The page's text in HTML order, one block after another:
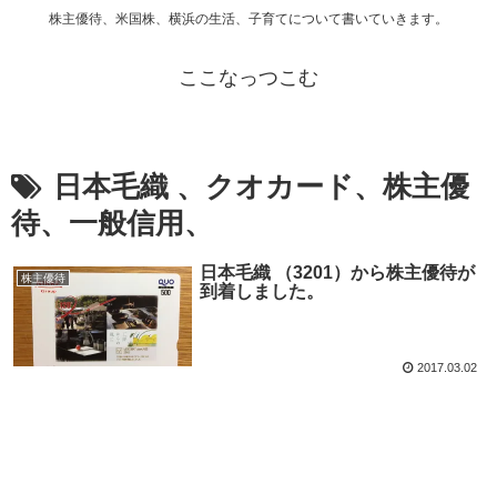
株主優待、米国株、横浜の生活、子育てについて書いていきます。
ここなっつこむ
日本毛織 、クオカード、株主優
待、一般信用、
株主優待
日本毛織 （3201）から株主優待が
到着しました。
2017.03.02